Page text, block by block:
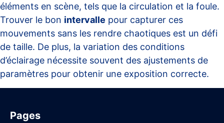
éléments en scène, tels que la circulation et la foule.
Trouver le bon intervalle pour capturer ces
mouvements sans les rendre chaotiques est un défi
de taille. De plus, la variation des conditions
d’éclairage nécessite souvent des ajustements de
paramètres pour obtenir une exposition correcte.
Pages